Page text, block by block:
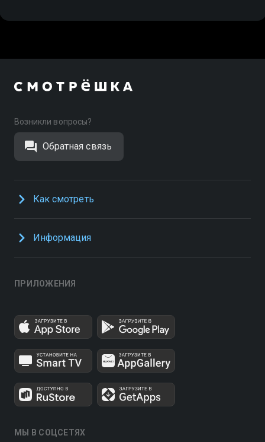
Возникли вопросы?
Обратная связь
Как смотреть
Информация
ПРИЛОЖЕНИЯ
МЫ В СОЦСЕТЯХ